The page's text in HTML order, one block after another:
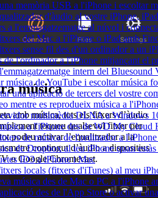
memòria USB a l'iPhone i escoltar
d'àudio al vostre iPhone,
a l'emmagatzematge al núvol i
del Mac a l'iPhone o iPad amb
sense fil des d'un ordinador a un
de l'ordinador a l'iPhone mitjançant el
intern del
música de YouTube i escoltar música
una aplicació de tercers del vostre
mentre es reprodueix música a
multimèdia DLNA a Windows
a l'iPhone des de WD My Cloud
de música de l'ordinador a
de Dropbox al teu iPhone quan
ID3 a iPhone i Mac
locals (fitxers d'iTunes) al meu
música des de Mac o PC a l'iPhone
des de l'App Store o activar
música
amb música, tots els fitxers d’àudio
toqueu qualsevol fitxer per
podeu activar l’equalitzador a la
contingut d’àudio a dispositius
o Google Chromecast.